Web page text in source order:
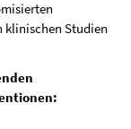
klinischen Studien